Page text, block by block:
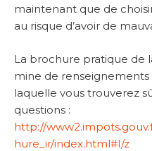
maintenant que de
au risque d’avoir de
La brochure pratique de
mine de
laquelle vous trouverez
questions :
http://
hure_ir/index.html#I/z